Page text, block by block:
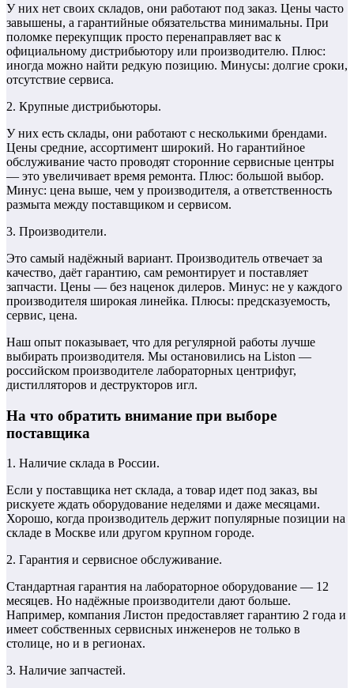
У них нет своих складов, они работают под заказ. Цены часто
завышены, а гарантийные обязательства минимальны. При
поломке перекупщик просто перенаправляет вас к
официальному дистрибьютору или производителю. Плюс:
иногда можно найти редкую позицию. Минусы: долгие сроки,
отсутствие сервиса.
2. Крупные дистрибьюторы.
У них есть склады, они работают с несколькими брендами.
Цены средние, ассортимент широкий. Но гарантийное
обслуживание часто проводят сторонние сервисные центры
— это увеличивает время ремонта. Плюс: большой выбор.
Минус: цена выше, чем у производителя, а ответственность
размыта между поставщиком и сервисом.
3. Производители.
Это самый надёжный вариант. Производитель отвечает за
качество, даёт гарантию, сам ремонтирует и поставляет
запчасти. Цены — без наценок дилеров. Минус: не у каждого
производителя широкая линейка. Плюсы: предсказуемость,
сервис, цена.
Наш опыт показывает, что для регулярной работы лучше
выбирать производителя. Мы остановились на Liston —
российском производителе лабораторных центрифуг,
дистилляторов и деструкторов игл.
На что обратить внимание при выборе
поставщика
1. Наличие склада в России.
Если у поставщика нет склада, а товар идет под заказ, вы
рискуете ждать оборудование неделями и даже месяцами.
Хорошо, когда производитель держит популярные позиции на
складе в Москве или другом крупном городе.
2. Гарантия и сервисное обслуживание.
Стандартная гарантия на лабораторное оборудование — 12
месяцев. Но надёжные производители дают больше.
Например, компания Листон предоставляет гарантию 2 года и
имеет собственных сервисных инженеров не только в
столице, но и в регионах.
3. Наличие запчастей.